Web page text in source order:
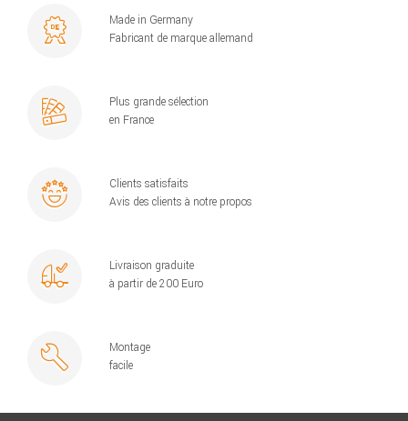
Made in Germany
Fabricant de marque allemand
Plus grande sélection
en France
Clients satisfaits
Avis des clients à notre propos
Livraison graduite
à partir de 200 Euro
Montage
facile